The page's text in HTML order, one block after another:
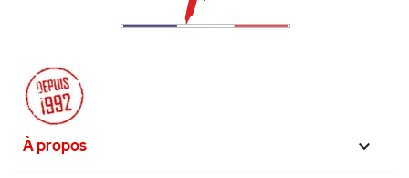
À propos 